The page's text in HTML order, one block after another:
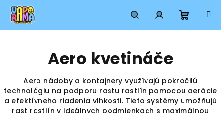
Prejsť
obsah
HľadaťPrihlásenie
Aero kvetináče
Aero nádoby a kontajnery využívajú pokročilú
technológiu na podporu rastu rastlín pomocou aerácie
a efektívneho riadenia vlhkosti. Tieto systémy umožňujú
rast rastlín v ideálnych podmienkach s maximálnou